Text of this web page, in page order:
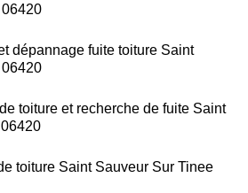
dépannage fuite toiture Saint
toiture et recherche de fuite Saint
toiture Saint Sauveur Sur Tinee